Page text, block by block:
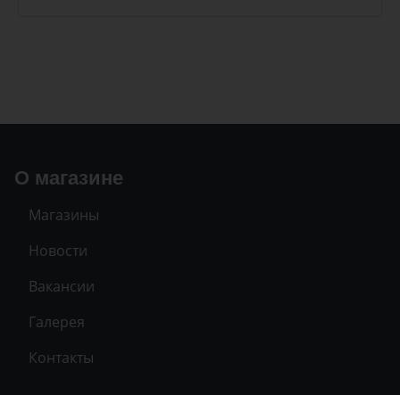
О магазине
Магазины
Новости
Вакансии
Галерея
Контакты